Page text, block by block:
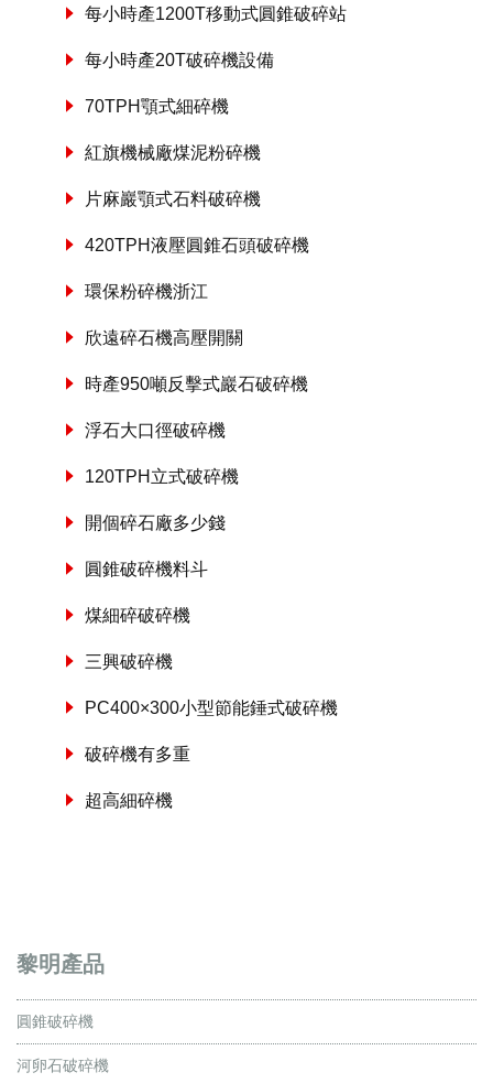
每小時產1200T移動式圓錐破碎站
每小時產20T破碎機設備
70TPH顎式細碎機
紅旗機械廠煤泥粉碎機
片麻巖顎式石料破碎機
420TPH液壓圓錐石頭破碎機
環保粉碎機浙江
欣遠碎石機高壓開關
時產950噸反擊式巖石破碎機
浮石大口徑破碎機
120TPH立式破碎機
開個碎石廠多少錢
圓錐破碎機料斗
煤細碎破碎機
三興破碎機
PC400×300小型節能錘式破碎機
破碎機有多重
超高細碎機
黎明產品
圓錐破碎機
河卵石破碎機